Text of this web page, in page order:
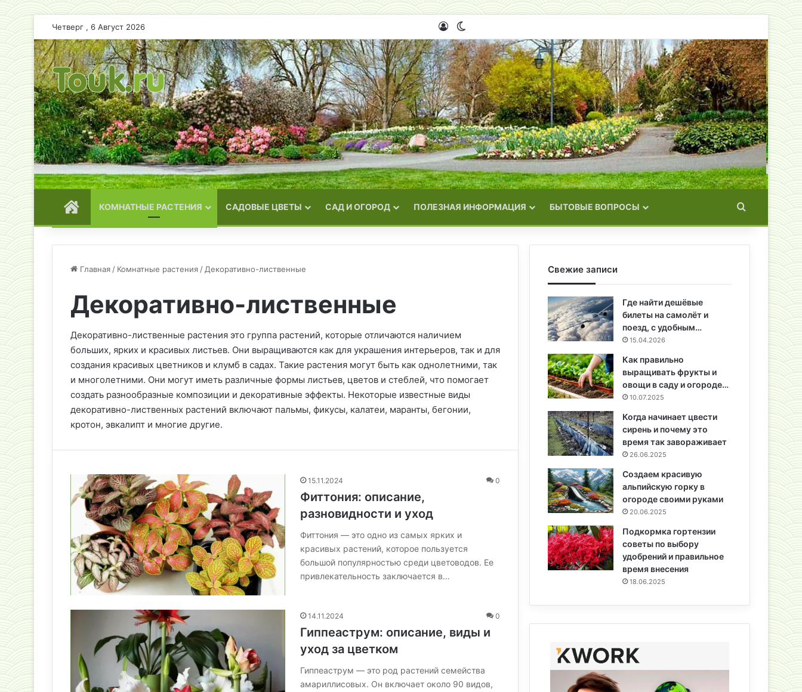
Четверг , 6 Август 2026 Войти
ГЛАВНАЯКОМНАТНЫЕ РАСТЕНИЯ САДОВЫЕ ЦВЕТЫ САД И ОГОРОД ПОЛЕЗНАЯ ИНФОРМАЦИЯ БЫТОВЫЕ ВОПРОСЫ Искать
Главная / Комнатные растения / Декоративно-лиственные
Декоративно-лиственные
Декоративно-лиственные растения это группа растений, которые отличаются наличием
больших, ярких и красивых листьев. Они выращиваются как для украшения интерьеров, так и для
создания красивых цветников и клумб в садах. Такие растения могут быть как однолетними, так
и многолетними. Они могут иметь различные формы листьев, цветов и стеблей, что помогает
создать разнообразные композиции и декоративные эффекты. Некоторые известные виды
декоративно-лиственных растений включают пальмы, фикусы, калатеи, маранты, бегонии,
кротон, эвкалипт и многие другие.
15.11.2024 0
Фиттония: описание,
разновидности и уход
Фиттония — это одно из самых ярких и
красивых растений, которое пользуется
большой популярностью среди цветоводов. Ее
привлекательность заключается в…
14.11.2024 0
Гиппеаструм: описание, виды и
уход за цветком
Гиппеаструм — это род растений семейства
амариллисовых. Он включает около 90 видов,
Свежие записи
Где найти дешёвые
билеты на самолёт и
поезд, с удобным…
15.04.2026
Как правильно
выращивать фрукты и
овощи в саду и огороде…
10.07.2025
Когда начинает цвести
сирень и почему это
время так завораживает
26.06.2025
Создаем красивую
альпийскую горку в
огороде своими руками
20.06.2025
Подкормка гортензии
советы по выбору
удобрений и правильное
время внесения
18.06.2025